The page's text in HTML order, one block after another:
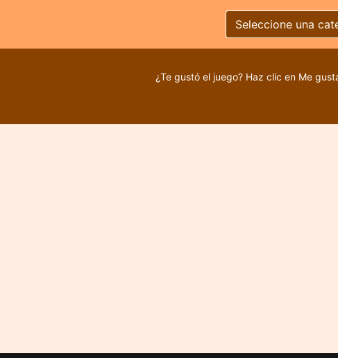
Seleccione una
¿Te gustó el juego? Haz clic en Me